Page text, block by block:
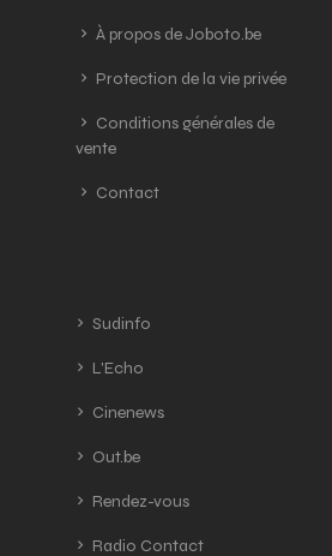
À propos de Joboto.be
Protection de la vie privée
Conditions générales de
vente
Contact
Sudinfo
L'Echo
Cinenews
Out.be
Rendez-vous
Radio Contact